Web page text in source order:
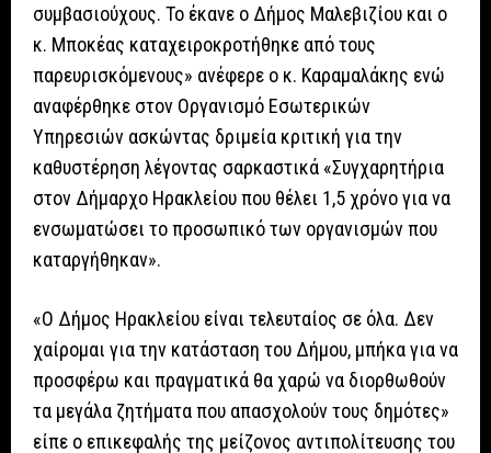
συμβασιούχους. Το έκανε ο Δήμος Μαλεβιζίου και ο
κ. Μποκέας καταχειροκροτήθηκε από τους
παρευρισκόμενους» ανέφερε ο κ. Καραμαλάκης ενώ
αναφέρθηκε στον Οργανισμό Εσωτερικών
Υπηρεσιών ασκώντας δριμεία κριτική για την
καθυστέρηση λέγοντας σαρκαστικά «Συγχαρητήρια
στον Δήμαρχο Ηρακλείου που θέλει 1,5 χρόνο για να
ενσωματώσει το προσωπικό των οργανισμών που
καταργήθηκαν».
«Ο Δήμος Ηρακλείου είναι τελευταίος σε όλα. Δεν
χαίρομαι για την κατάσταση του Δήμου, μπήκα για να
προσφέρω και πραγματικά θα χαρώ να διορθωθούν
τα μεγάλα ζητήματα που απασχολούν τους δημότες»
είπε ο επικεφαλής της μείζονος αντιπολίτευσης του